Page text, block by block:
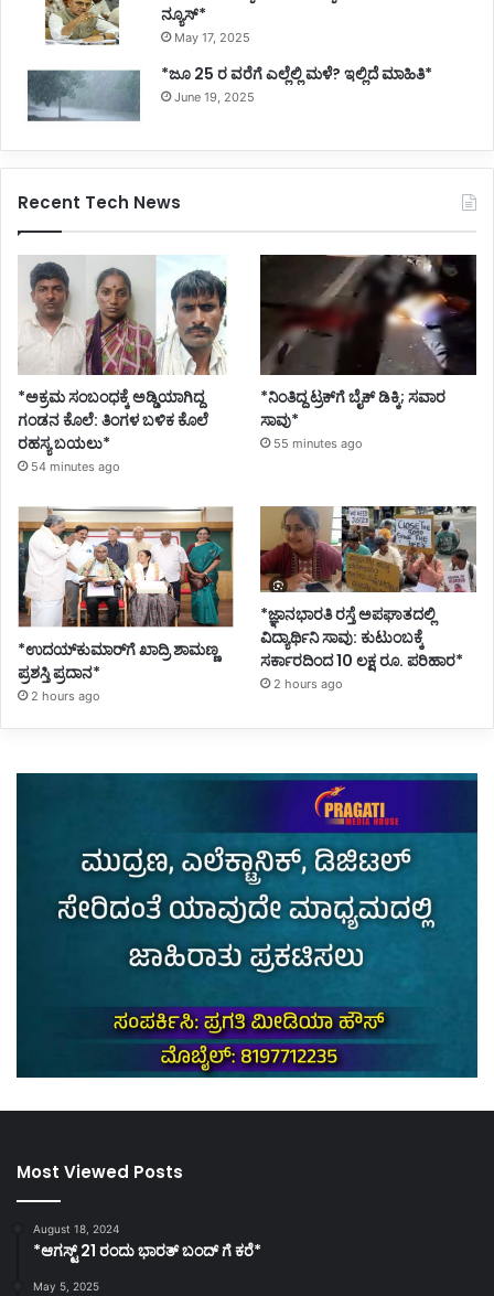
ನ್ಯೂಸ್*
May 17, 2025
*ಜೂ 25 ರ ವರೆಗೆ ಎಲ್ಲೆಲ್ಲಿ ಮಳೆ? ಇಲ್ಲಿದೆ ಮಾಹಿತಿ*
June 19, 2025
Recent Tech News
*ಅಕ್ರಮ ಸಂಬಂಧಕ್ಕೆ ಅಡ್ಡಿಯಾಗಿದ್ದ
ಗಂಡನ ಕೊಲೆ: ತಿಂಗಳ ಬಳಿಕ ಕೊಲೆ
ರಹಸ್ಯ ಬಯಲು*
54 minutes ago
*ನಿಂತಿದ್ದ ಟ್ರಕ್‌ಗೆ ಬೈಕ್ ಡಿಕ್ಕಿ; ಸವಾರ
ಸಾವು*
55 minutes ago
*ಉದಯ್‌ಕುಮಾರ್‌ಗೆ ಖಾದ್ರಿ ಶಾಮಣ್ಣ
ಪ್ರಶಸ್ತಿ ಪ್ರದಾನ*
2 hours ago
*ಜ್ಞಾನಭಾರತಿ ರಸ್ತೆ ಅಪಘಾತದಲ್ಲಿ
ವಿದ್ಯಾರ್ಥಿನಿ ಸಾವು: ಕುಟುಂಬಕ್ಕೆ
ಸರ್ಕಾರದಿಂದ 10 ಲಕ್ಷ ರೂ. ಪರಿಹಾರ*
2 hours ago
Most Viewed Posts
August 18, 2024
*ಆಗಸ್ಟ್ 21 ರಂದು ಭಾರತ್‌ ಬಂದ್‌ ಗೆ ಕರೆ*
May 5, 2025